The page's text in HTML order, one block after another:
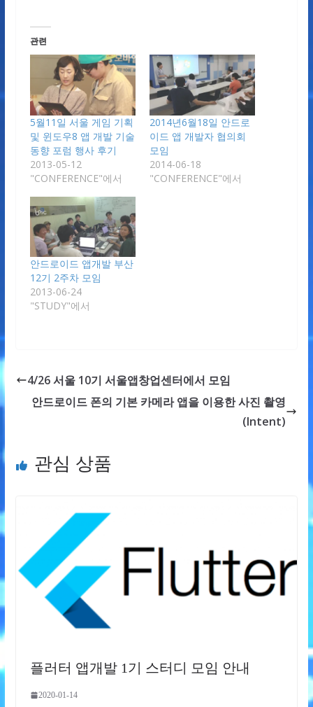
관련
5월11일 서울 게임 기획
및 윈도우8 앱 개발 기술
동향 포럼 행사 후기
2013-05-12
"CONFERENCE"에서
2014년6월18일 안드로
이드 앱 개발자 협의회
모임
2014-06-18
"CONFERENCE"에서
안드로이드 앱개발 부산
12기 2주차 모임
2013-06-24
"STUDY"에서
4/26 서울 10기 서울앱창업센터에서 모임
안드로이드 폰의 기본 카메라 앱을 이용한 사진 촬영
(Intent)
관심 상품
플러터 앱개발 1기 스터디 모임 안내
2020-01-14